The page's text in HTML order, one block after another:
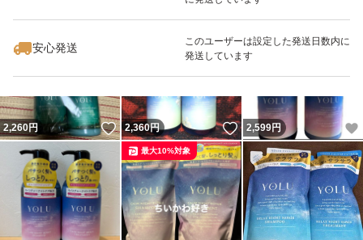
安心発送
このユーザーは設定した発送日数内に
発送しています
いいね！
2,999
2,260円 いいね！
2,360円 いいね！
2,599円
最大10%対象